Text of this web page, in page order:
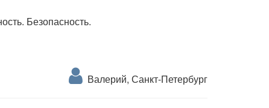
Безопасность.
Валерий, Санкт-Петербург